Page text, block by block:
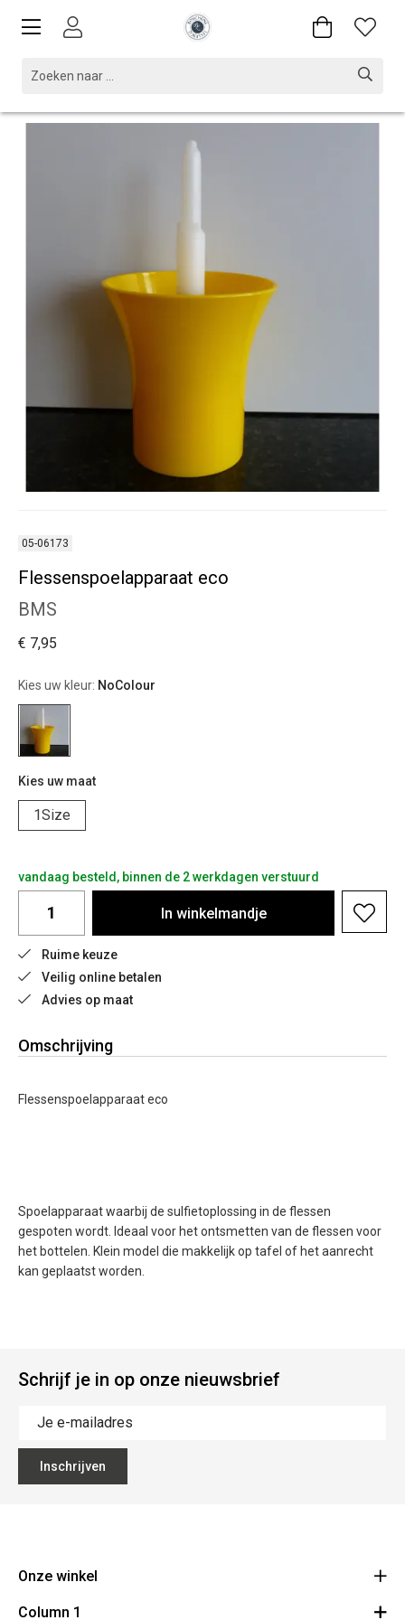
05-06173
Flessenspoelapparaat eco
BMS
€ 7,95
Kies uw kleur: NoColour
Kies uw maat
1Size
vandaag besteld, binnen de 2 werkdagen verstuurd
In winkelmandje
Ruime keuze
Veilig online betalen
Advies op maat
Omschrijving
Flessenspoelapparaat eco
Spoelapparaat waarbij de sulfietoplossing in de flessen
gespoten wordt. Ideaal voor het ontsmetten van de flessen voor
het bottelen. Klein model die makkelijk op tafel of het aanrecht
kan geplaatst worden.
Schrijf je in op onze nieuwsbrief
Inschrijven
Onze winkel
Bouchons Leclercq
Column 1